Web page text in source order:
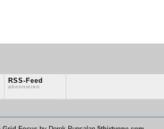
RSS-Feed
abonnieren